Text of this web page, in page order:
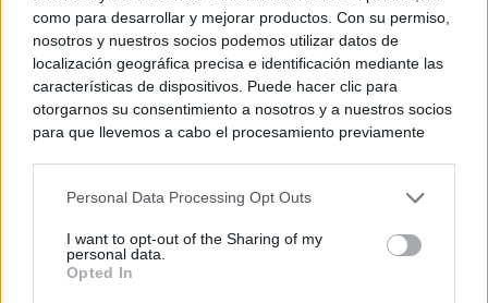
como para desarrollar y mejorar productos. Con su permiso,
nosotros y nuestros socios podemos utilizar datos de
localización geográfica precisa e identificación mediante las
características de dispositivos. Puede hacer clic para
otorgarnos su consentimiento a nosotros y a nuestros socios
para que llevemos a cabo el procesamiento previamente
negar su consentimiento. Tenga en cuenta que algún
de su consentimiento, pero usted tiene el derecho de
rechazar tal procesamiento. Sus preferencias se aplicarán
Personal Data Processing Opt Outs
I want to opt-out of the Sharing of my
personal data.
Opted In